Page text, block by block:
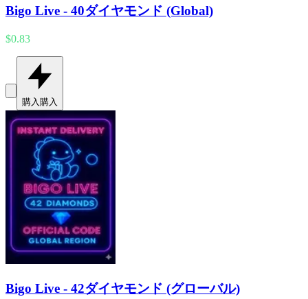
Bigo Live - 40ダイヤモンド (Global)
$0.83
購入 購入
Bigo Live - 42ダイヤモンド (グローバル)